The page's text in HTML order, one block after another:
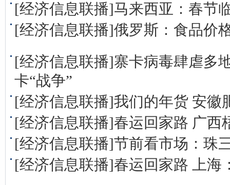
[经济信息联播]马来西亚：春节
[经济信息联播]俄罗斯：食品价
[经济信息联播]寨卡病毒肆虐多
卡“战争”
[经济信息联播]我们的年货 安徽
[经济信息联播]春运回家路 广西
[经济信息联播]节前看市场：珠
[经济信息联播]春运回家路 上海